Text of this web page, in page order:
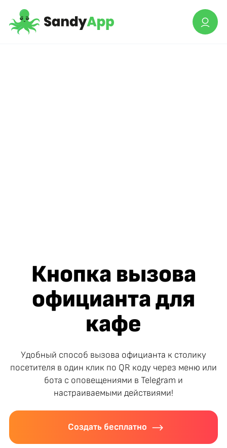
Кнопка вызова
официанта для
кафе
Удобный способ вызова официанта к столику
посетителя в один клик по QR коду через меню или
бота с оповещениями в Telegram и
настраиваемыми действиями!
Создать бесплатно